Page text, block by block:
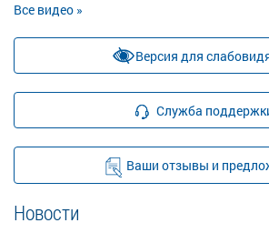
Все видео »
Версия для
Служба
Ваши отзывы и
Новости